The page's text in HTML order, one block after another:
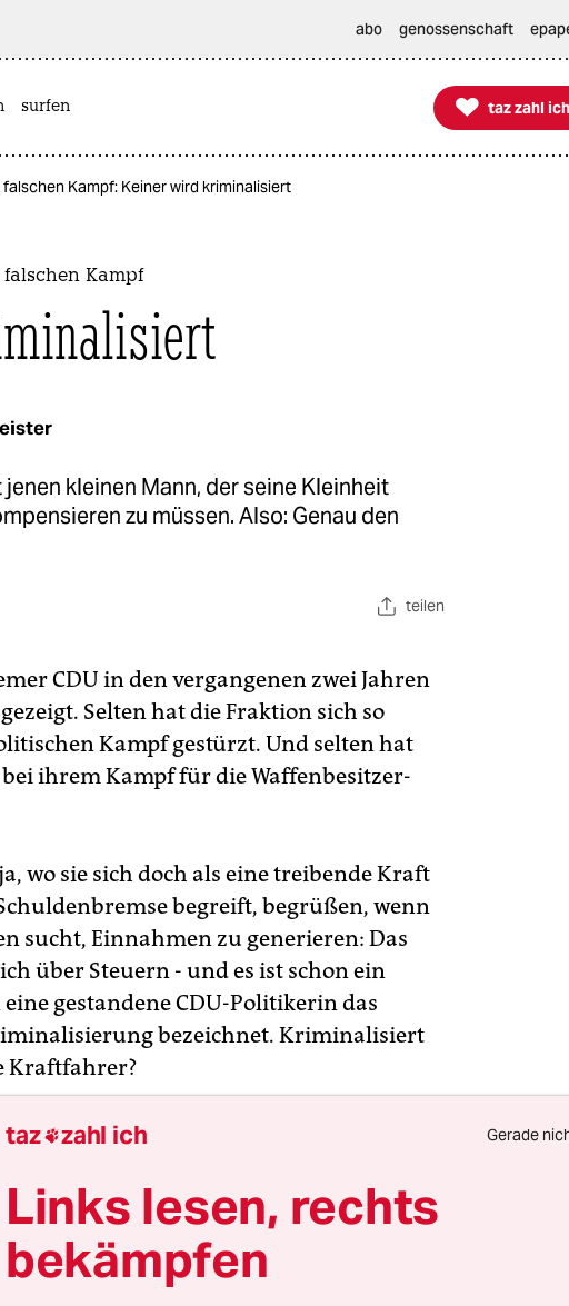
abo genossenschaft
surfen 
taz zahl ich
taz zahl ich
Kampf: Keiner wird kriminalisiert
Kampf
kleinen Mann, der seine Kleinheit
zu müssen. Also: Genau den
teilen
CDU in den vergangenen zwei Jahren
Selten hat die Fraktion sich so
Kampf gestürzt. Und selten hat
ihrem Kampf für die Waffenbesitzer-
wo sie sich doch als eine treibende Kraft
begreift, begrüßen, wenn
sucht, Einnahmen zu generieren: Das
über Steuern - und es ist schon ein
gestandene CDU-Politikerin das
bezeichnet. Kriminalisiert
Kraftfahrer?
taz zahl ich Gerade
Links lesen, rechts
bekämpfen